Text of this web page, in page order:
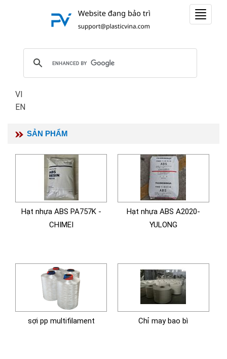
Toggle
VI
EN
SẢN PHẨM
Hạt nhựa ABS PA757K -
CHIMEI
Hạt nhựa ABS A2020-
YULONG
sợi pp multifilament Chỉ may bao bì